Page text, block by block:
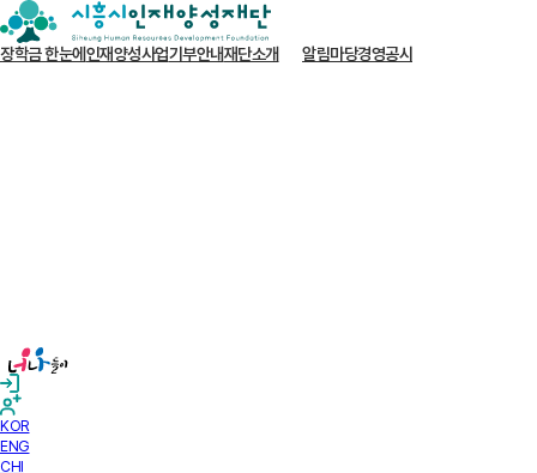
장학금 한눈에 인재양성사업기부안내재단소개 알림마당경영공시
KOR
ENG
CHI